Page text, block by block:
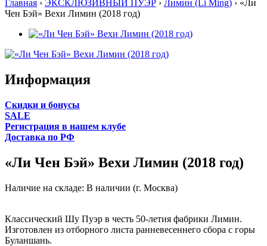
Главная › ЭКСКЛЮЗИВНЫЙ ПУЭР › Лимин (Li Ming) › «Ли
Чен Бэй» Вехи Лимин (2018 год)
Информация
Cкидки и бонусы
SALE
Регистрация в нашем клубе
Доставка по РФ
«Ли Чен Бэй» Вехи Лимин (2018 год)
Наличие на складе: В наличии (г. Москва)
Классический Шу Пуэр в честь 50-летия фабрики Лимин.
Изготовлен из отборного листа ранневесеннего сбора с горы
Буланшань.